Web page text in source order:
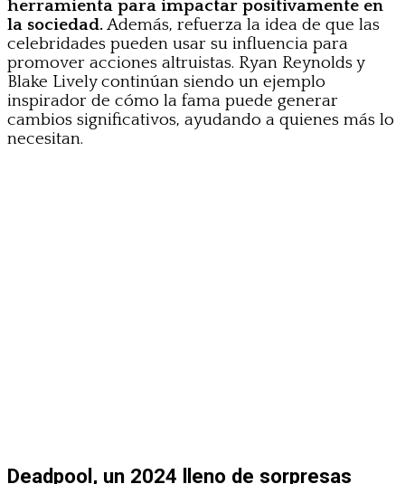
herramienta para impactar positivamente en
la sociedad.Además, refuerza la idea de que las
celebridades pueden usar su influencia para
promover acciones altruistas. Ryan Reynolds y
Blake Lively continúan siendo un ejemplo
inspirador de cómo la fama puede generar
cambios significativos, ayudando a quienes más lo
necesitan.
Deadpool, un 2024 lleno de sorpresas